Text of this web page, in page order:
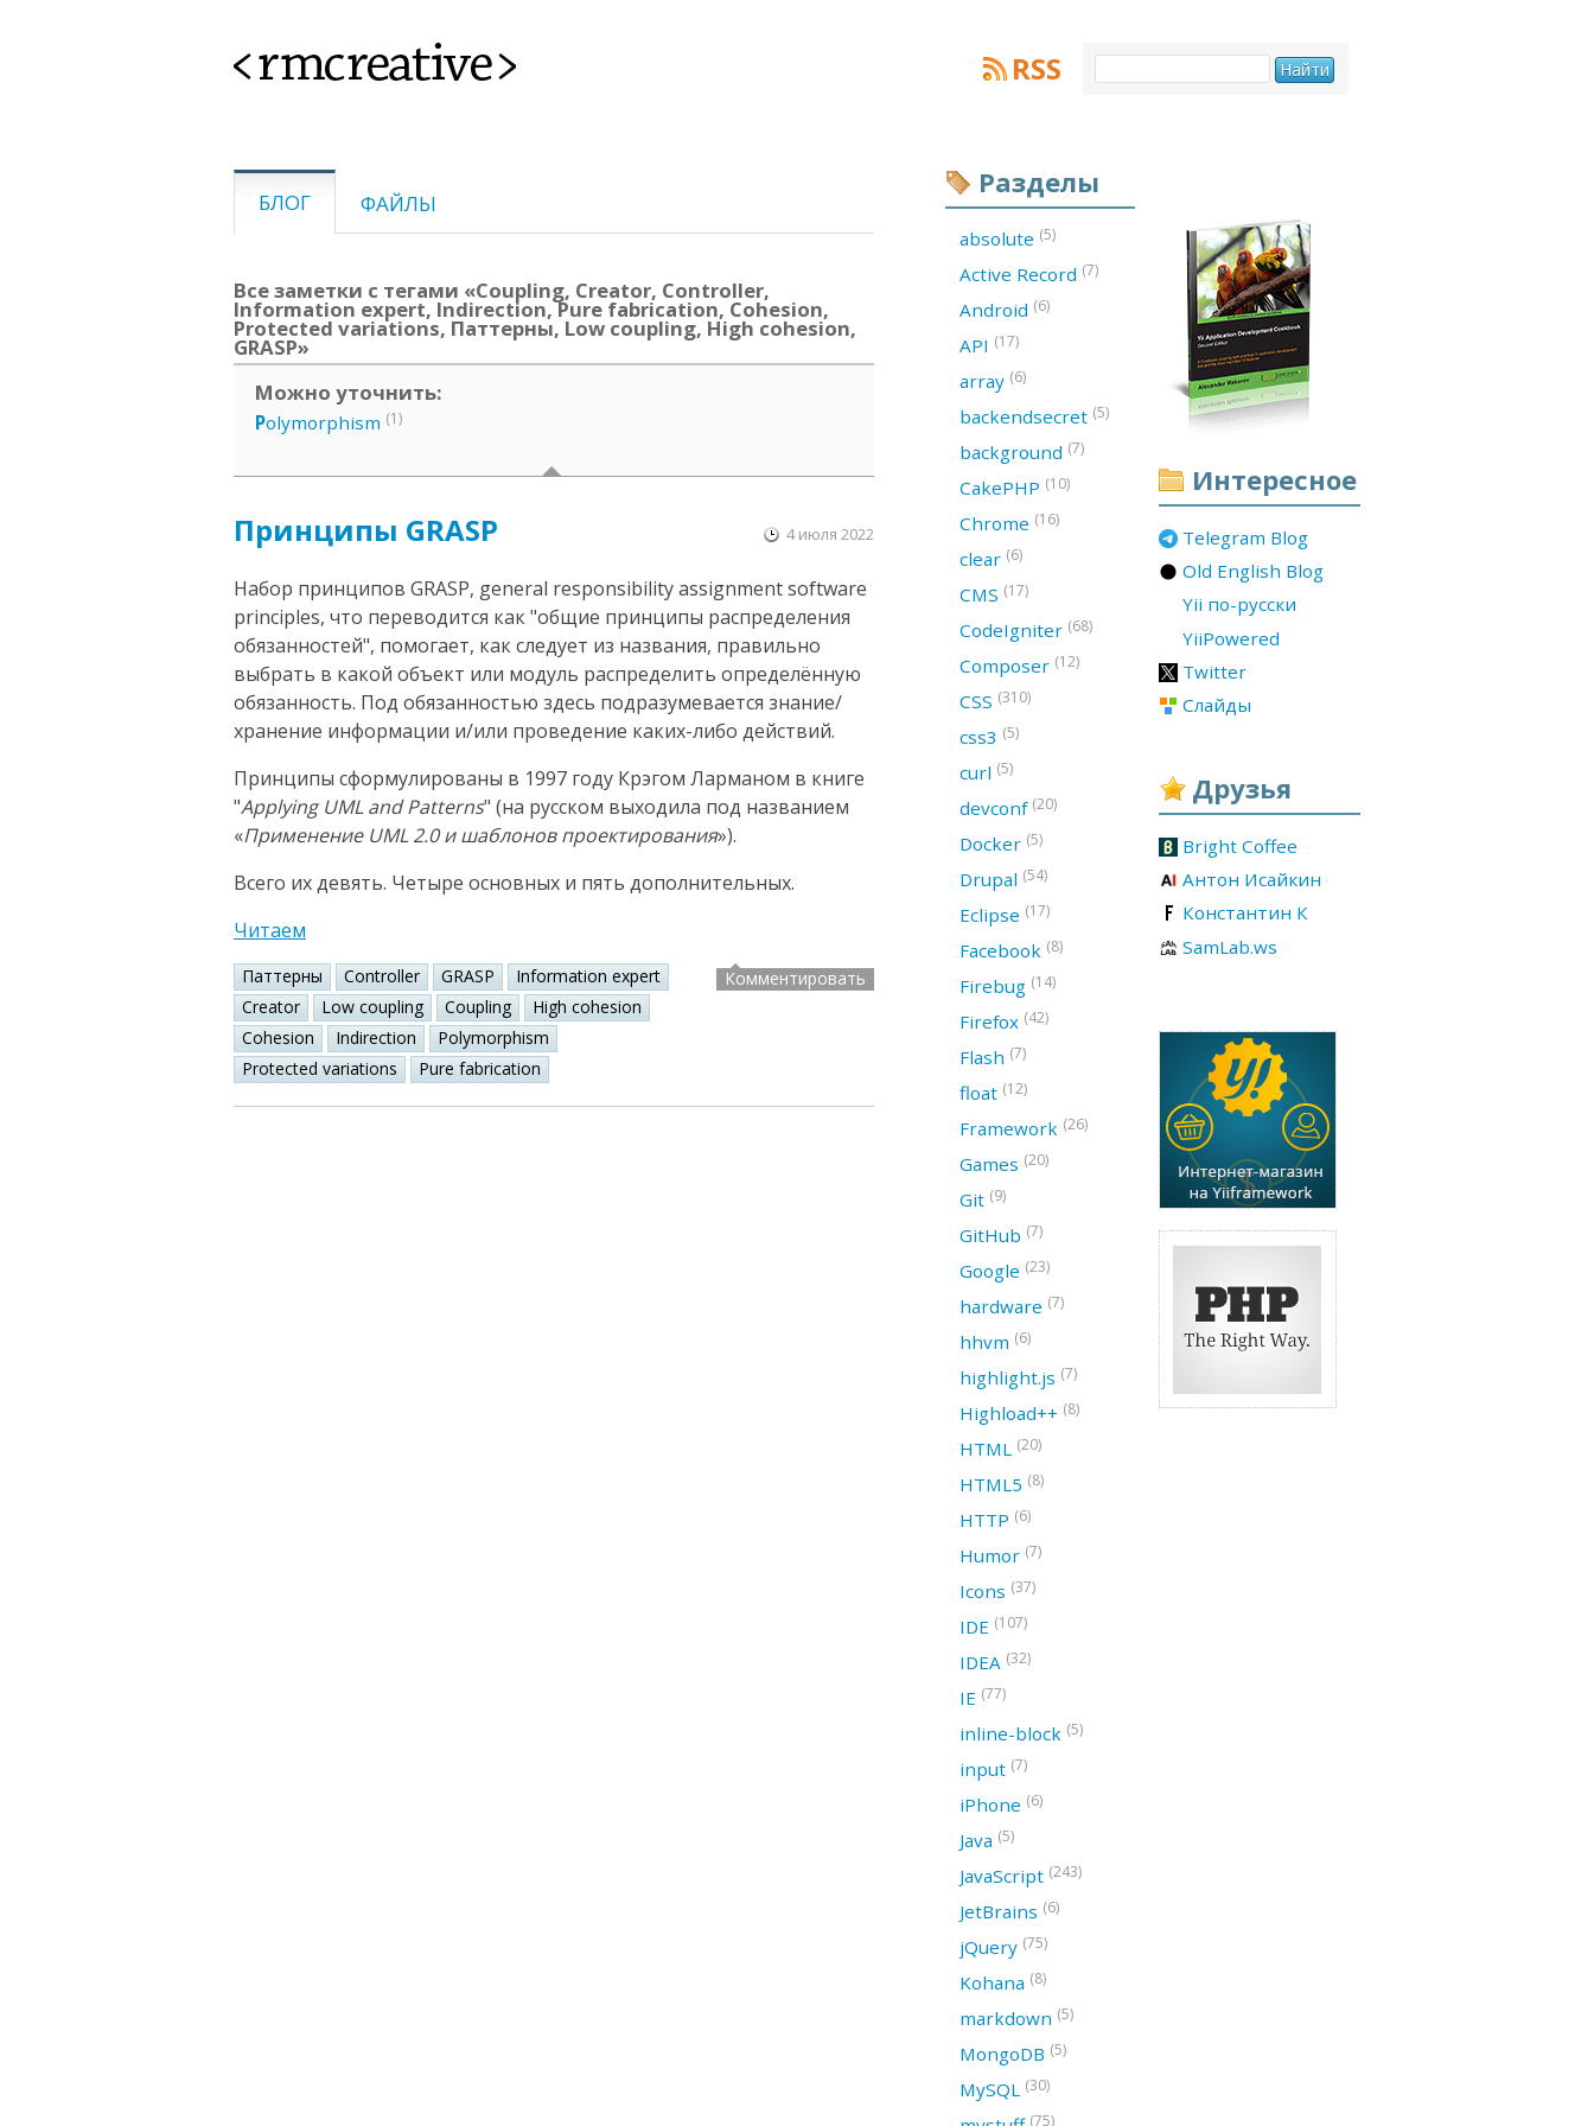
<rmcreative> RSS
БЛОГ ФАЙЛЫ
Все заметки с тегами «Coupling, Creator, Controller,
Information expert, Indirection, Pure fabrication, Cohesion,
Protected variations, Паттерны, Low coupling, High cohesion,
GRASP»
Можно уточнить:
Polymorphism (1)
Принципы GRASP 4 июля 2022
Набор принципов GRASP, general responsibility assignment software
principles, что переводится как "общие принципы распределения
обязанностей", помогает, как следует из названия, правильно
выбрать в какой объект или модуль распределить определённую
обязанность. Под обязанностью здесь подразумевается знание/
хранение информации и/или проведение каких-либо действий.
Принципы сформулированы в 1997 году Крэгом Ларманом в книге
"Applying UML and Patterns" (на русском выходила под названием
«Применение UML 2.0 и шаблонов проектирования»).
Всего их девять. Четыре основных и пять дополнительных.
Читаем
Паттерны Controller GRASP
Information expert
Creator
Low coupling Coupling
High cohesion
Cohesion
Indirection
Polymorphism
Protected variations
Pure fabrication
Комментировать
Интересное
Telegram Blog
Old English Blog
Yii по-русски
YiiPowered
Twitter
Слайды
Друзья
Bright Coffee
Антон Исайкин
Константин К
SamLab.ws
Разделы
absolute (5)
Active Record (7)
Android (6)
API (17)
array (6)
backendsecret (5)
background (7)
CakePHP (10)
Chrome (16)
clear (6)
CMS (17)
CodeIgniter (68)
Composer (12)
CSS (310)
css3 (5)
curl (5)
devconf (20)
Docker (5)
Drupal (54)
Eclipse (17)
Facebook (8)
Firebug (14)
Firefox (42)
Flash (7)
float (12)
Framework (26)
Games (20)
Git (9)
GitHub (7)
Google (23)
hardware (7)
hhvm (6)
highlight.js (7)
Highload++ (8)
HTML (20)
HTML5 (8)
HTTP (6)
Humor (7)
Icons (37)
IDE (107)
IDEA (32)
IE (77)
inline-block (5)
input (7)
iPhone (6)
Java (5)
JavaScript (243)
JetBrains (6)
jQuery (75)
Kohana (8)
markdown (5)
MongoDB (5)
MySQL (30)
(75)